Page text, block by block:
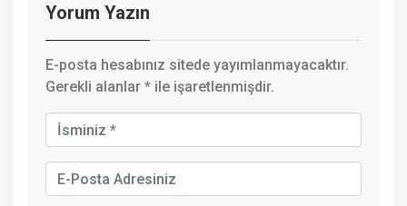
Yorum Yazın
E-posta hesabınız sitede yayımlanmayacaktır.
Gerekli alanlar * ile işaretlenmişdir.